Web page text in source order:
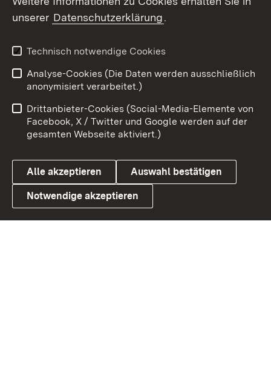
Youtube
Link zum Landesportal
Impressum
Kontakt
Barrierefreiheit
Datenschutz
Cookies
unserer Datenschutzerklärung.
Technisch notwendige Cookies
Analyse-Cookies (Die Daten werden ausschließlich
anonymisiert verarbeitet.)
Drittanbieter-Cookies (Social-Media-Elemente von
Facebook, X / Twitter und Google werden auf der
gesamten Webseite aktiviert.)
Alle akzeptieren Auswahl bestätigen
Notwendige akzeptieren